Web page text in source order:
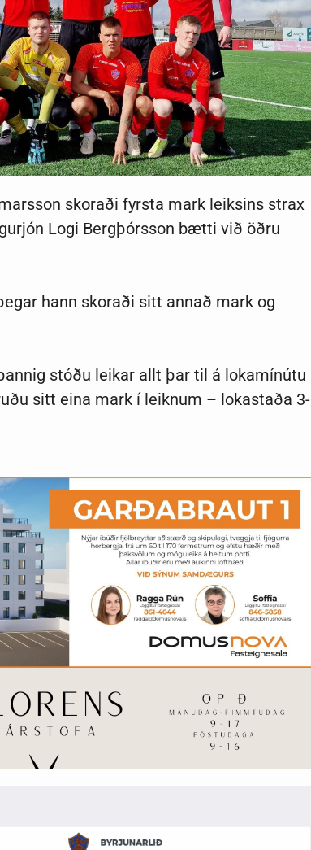
skoraði fyrsta mark leiksins strax
Logi Bergþórsson bætti við öðru
hann skoraði sitt annað mark og
stóðu leikar allt þar til á lokamínútu
sitt eina mark í leiknum – lokastaða 3-